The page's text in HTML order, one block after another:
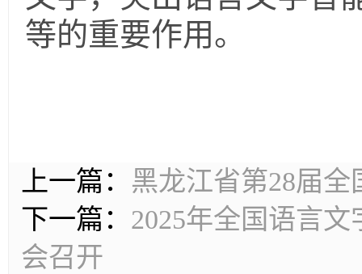
等的重要作用。
上一篇： 黑龙江省第28届
下一篇： 2025年全国语言
会召开